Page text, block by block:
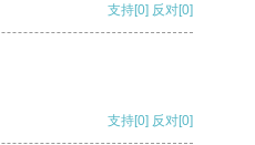
支持[0] 反对[0]
支持[0] 反对[0]